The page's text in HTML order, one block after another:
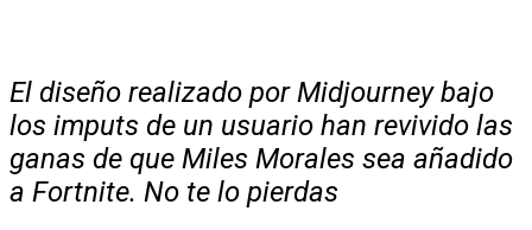
El diseño realizado por Midjourney bajo
los imputs de un usuario han revivido las
ganas de que Miles Morales sea añadido
a Fortnite. No te lo pierdas